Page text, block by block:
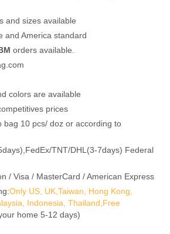
and sizes available
and America standard
orders available.
colors are available
prices
bag 10 pcs/ doz or according to
TNT/DHL(3-7days) Federal
/ Visa / MasterCard / American Express
Only US, UK,Taiwan, Hong Kong,
Indonesia, Thailand,Free
home 5-12 days)